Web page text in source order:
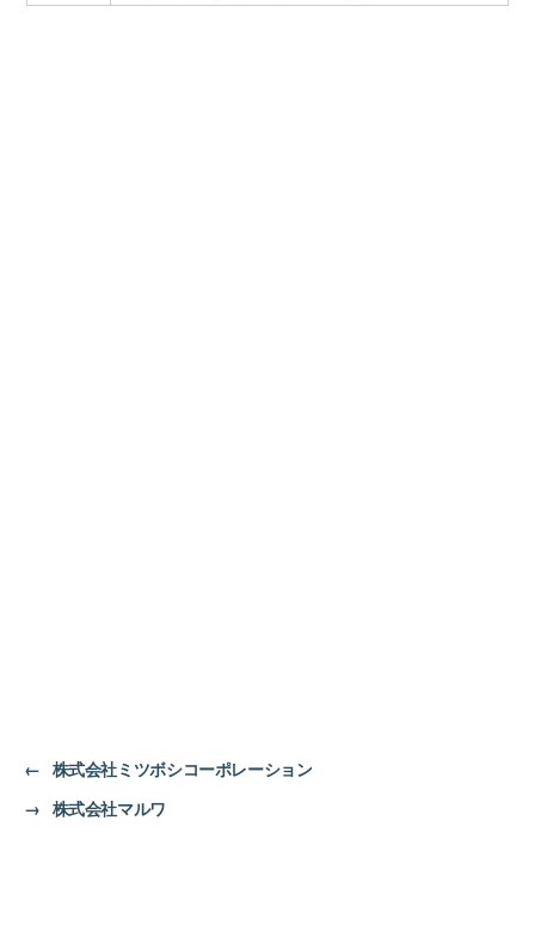
← 株式会社ミツボシコーポレーション
→ 株式会社マルワ